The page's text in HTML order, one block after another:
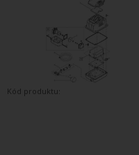
Kód produktu: